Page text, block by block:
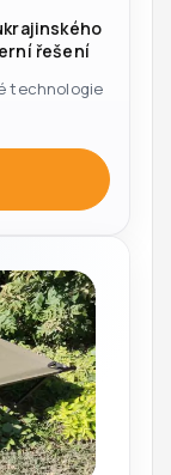
řešení
technologie